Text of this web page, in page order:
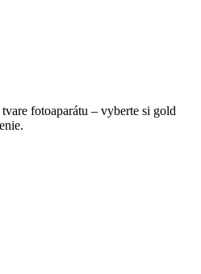
fotoaparátu – vyberte si gold